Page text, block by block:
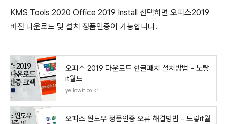
KMS Tools 2020 Office 2019 Install 선택하면 오피스2019
버전 다운로드 및 설치 정품인증이 가능합니다.
오피스 2019 다운로드 한글패치 설치방법 - 노랗
it월드
yellowit.co.kr
오피스 윈도우 정품인증 오류 해결방법 - 노랗it월